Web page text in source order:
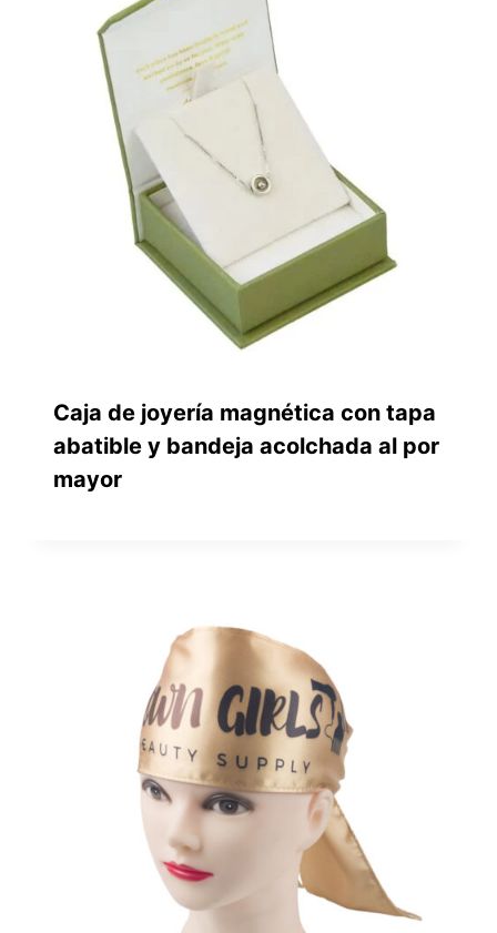
Caja de joyería magnética con tapa
abatible y bandeja acolchada al por
mayor